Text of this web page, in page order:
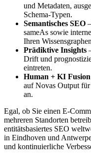
und Metadaten,
Schema-Typen.
Semantisches SEO
sameAs sowie
Ihren
Prädiktive Insights
Drift und
eintreten.
Human + KI Fusion
auf Novas Output
an.
Egal, ob Sie einen E-
mehreren Standorten
entitätsbasiertes SEO
in Eindhoven und
und kontinuierliche